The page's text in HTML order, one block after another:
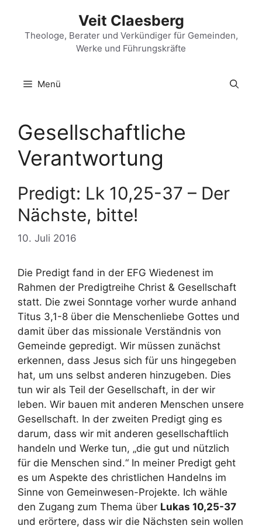
springen
Veit Claesberg
Theologe, Berater und Verkündiger für Gemeinden,
Werke und Führungskräfte
Menü
Gesellschaftliche
Verantwortung
Predigt: Lk 10,25-37 – Der
Nächste, bitte!
10. Juli 2016
Die Predigt fand in der EFG Wiedenest im
Rahmen der Predigtreihe Christ & Gesellschaft
statt. Die zwei Sonntage vorher wurde anhand
Titus 3,1-8 über die Menschenliebe Gottes und
damit über das missionale Verständnis von
Gemeinde gepredigt. Wir müssen zunächst
erkennen, dass Jesus sich für uns hingegeben
hat, um uns selbst anderen hinzugeben. Dies
tun wir als Teil der Gesellschaft, in der wir
leben. Wir bauen mit anderen Menschen unsere
Gesellschaft. In der zweiten Predigt ging es
darum, dass wir mit anderen gesellschaftlich
handeln und Werke tun, „die gut und nützlich
für die Menschen sind.“ In meiner Predigt geht
es um Aspekte des christlichen Handelns im
Sinne von Gemeinwesen-Projekte. Ich wähle
den Zugang zum Thema über Lukas 10,25-37
und erörtere, dass wir die Nächsten sein wollen